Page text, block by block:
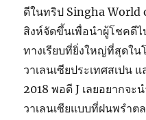
ดีในทริป Singha World
สิงห์จัดขึ้นเพื่อนำผู้โชคดี
ทางเรียบที่ยิ่งใหญ่ที่สุดใ
วาเลนเซียประเทศสเปน
2018 พอดี J เลยอยากจ
วาเลนเซียแบบที่ฝนพรำต